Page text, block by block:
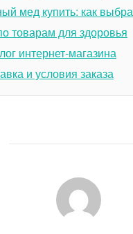
мед купить: как
товарам для здоровья
интернет-магазина
и условия заказа
АВТОР ЗАПИСИ